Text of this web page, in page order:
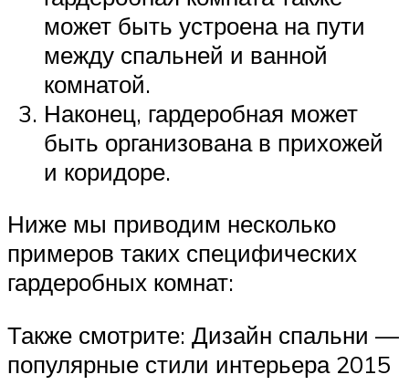
может быть устроена на пути
между спальней и ванной
комнатой.
Наконец, гардеробная может
быть организована в прихожей
и коридоре.
Ниже мы приводим несколько
примеров таких специфических
гардеробных комнат:
Также смотрите: Дизайн спальни —
популярные стили интерьера 2015